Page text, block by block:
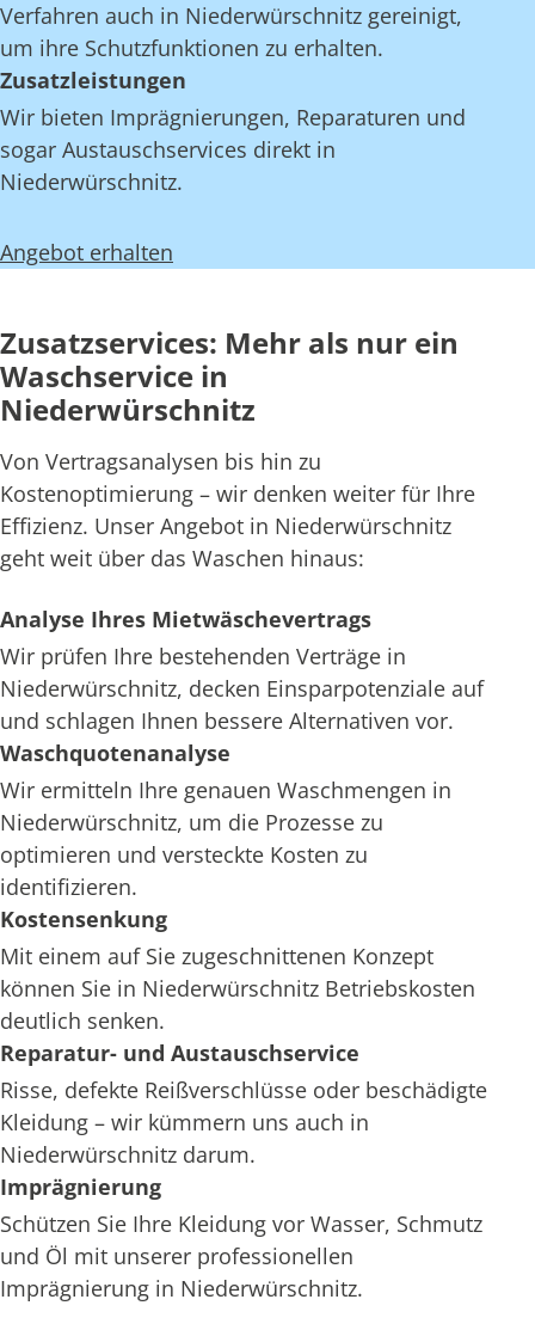
Verfahren auch in Niederwürschnitz gereinigt,
um ihre Schutzfunktionen zu erhalten.
Zusatzleistungen
Wir bieten Imprägnierungen, Reparaturen und
sogar Austauschservices direkt in
Niederwürschnitz.
Angebot erhalten
Zusatzservices: Mehr als nur ein
Waschservice in
Niederwürschnitz
Von Vertragsanalysen bis hin zu
Kostenoptimierung – wir denken weiter für Ihre
Effizienz. Unser Angebot in Niederwürschnitz
geht weit über das Waschen hinaus:
Analyse Ihres Mietwäschevertrags
Wir prüfen Ihre bestehenden Verträge in
Niederwürschnitz, decken Einsparpotenziale auf
und schlagen Ihnen bessere Alternativen vor.
Waschquotenanalyse
Wir ermitteln Ihre genauen Waschmengen in
Niederwürschnitz, um die Prozesse zu
optimieren und versteckte Kosten zu
identifizieren.
Kostensenkung
Mit einem auf Sie zugeschnittenen Konzept
können Sie in Niederwürschnitz Betriebskosten
deutlich senken.
Reparatur- und Austauschservice
Risse, defekte Reißverschlüsse oder beschädigte
Kleidung – wir kümmern uns auch in
Niederwürschnitz darum.
Imprägnierung
Schützen Sie Ihre Kleidung vor Wasser, Schmutz
und Öl mit unserer professionellen
Imprägnierung in Niederwürschnitz.